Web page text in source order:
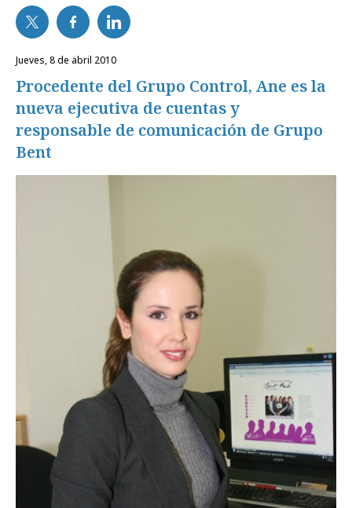
jueves, 8 de abril 2010
Procedente del Grupo Control, Ane es la
nueva ejecutiva de cuentas y
responsable de comunicación de Grupo
Bent